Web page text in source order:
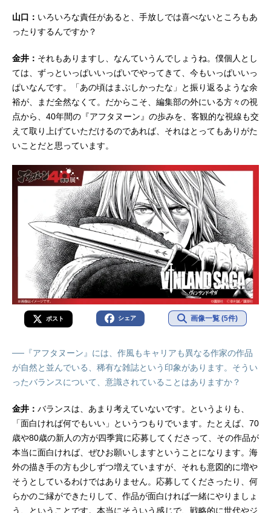
山口： いろいろな責任があると、手放しでは喜べないところもあ
ったりするんですか？
金井： それもありますし、なんていうんでしょうね。僕個人とし
ては、ずっといっぱいいっぱいでやってきて、今もいっぱいいっ
ぱいなんです。「あの頃はまぶしかったな」と振り返るような余
裕が、まだ全然なくて。だからこそ、編集部の外にいる方々の視
点から、40年間の『アフタヌーン』の歩みを、客観的な視線も交
えて取り上げていただけるのであれば、それはとってもありがた
いことだと思っています。
ポスト シェア 画像一覧 (5件)
──『アフタヌーン』には、作風もキャリアも異なる作家の作品
が自然と並んでいる、稀有な雑誌という印象があります。そうい
ったバランスについて、意識されていることはありますか？
金井： バランスは、あまり考えていないです。というよりも、
「面白ければ何でもいい」というつもりでいます。たとえば、70
歳や80歳の新人の方が四季賞に応募してくださって、その作品が
本当に面白ければ、ぜひお願いしますということになります。海
外の描き手の方も少しずつ増えていますが、それも意図的に増や
そうとしているわけではありません。応募してくださったり、何
らかのご縁ができたりして、作品が面白ければ一緒にやりましょ
う、ということです。本当にそういう感じで、戦略的に世代やジ